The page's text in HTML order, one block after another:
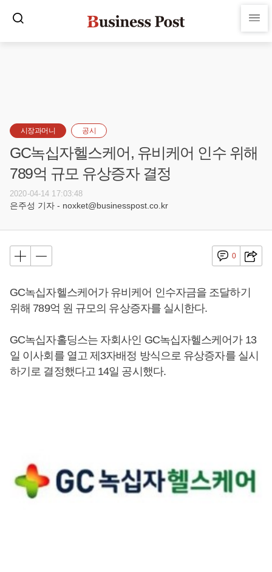
시장과머니 공시
GC녹십자헬스케어, 유비케어 인수 위해
789억 규모 유상증자 결정
2020-04-14 17:03:48
은주성 기자 - noxket@businesspost.co.kr
0
GC녹십자헬스케어가 유비케어 인수자금을 조달하기
위해 789억 원 규모의 유상증자를 실시한다.
GC녹십자홀딩스는 자회사인 GC녹십자헬스케어가 13
일 이사회를 열고 제3자배정 방식으로 유상증자를 실시
하기로 결정했다고 14일 공시했다.